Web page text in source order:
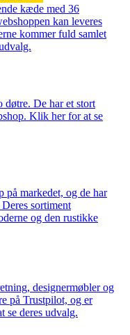
kæde med 36
kan leveres
kommer fuld samlet
De har et stort
Klik her for at se
markedet, og de har
sortiment
og den rustikke
designermøbler og
på Trustpilot, og er
deres udvalg.